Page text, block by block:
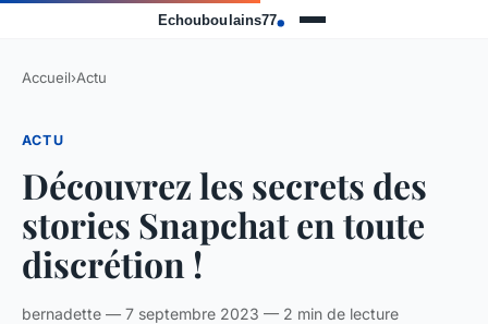
Accueil›Actu
ACTU
Découvrez les secrets des
stories Snapchat en toute
discrétion !
bernadette — 7 septembre 2023 — 2 min de lecture